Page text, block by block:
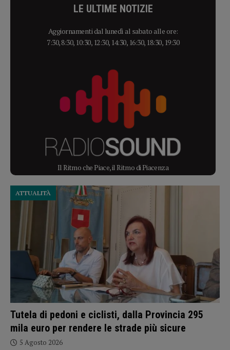
LE ULTIME NOTIZIE
Aggiornamenti dal lunedì al sabato alle ore:
7:30, 8:30, 10:30, 12:30, 14:30, 16:30, 18:30, 19:30
Il Ritmo che Piace, il Ritmo di Piacenza
Tutela di pedoni e ciclisti, dalla Provincia 295
mila euro per rendere le strade più sicure
ATTUALITÀ
5 Agosto 2026